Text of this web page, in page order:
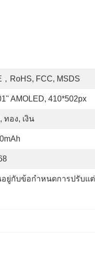
，RoHS, FCC, MSDS
AMOLED, 410*502px
ทอง, เงิน
ยู่กับข้อกำหนดการปรับแต่